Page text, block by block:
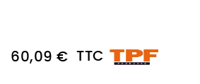
60,09 € TTC